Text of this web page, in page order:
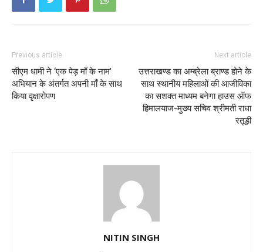
Previous article
सीएम धामी ने ‘एक पेड़ माँ के नाम’
अभियान के अंतर्गत अपनी माँ के साथ
किया वृक्षारोपण
Next article
उत्तराखण्ड का अम्ब्रेला ब्राण्ड होने के
साथ स्थानीय महिलाओं की आजीविका
का सशक्त माध्यम बनेगा हाउस ऑफ
हिमालयाज-मुख्य सचिव श्रीमती राधा
रतूड़ी
NITIN SINGH